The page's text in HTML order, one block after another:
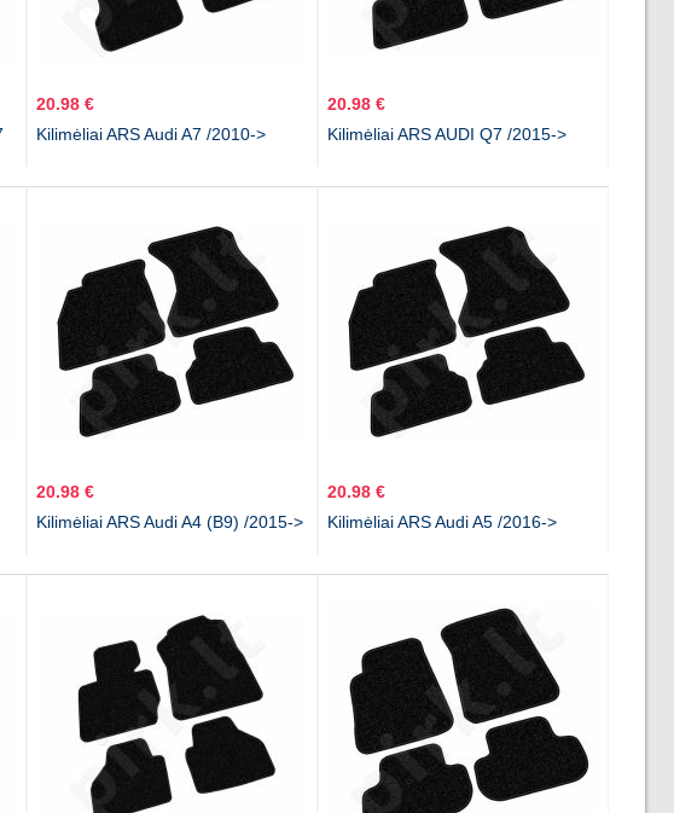
20.98 €
Kilimėliai ARS Audi A7 /2010->
20.98 €
Kilimėliai ARS AUDI Q7 /2015->
20.98 €
Kilimėliai ARS Audi A4 (B9) /2015->
20.98 €
Kilimėliai ARS Audi A5 /2016->